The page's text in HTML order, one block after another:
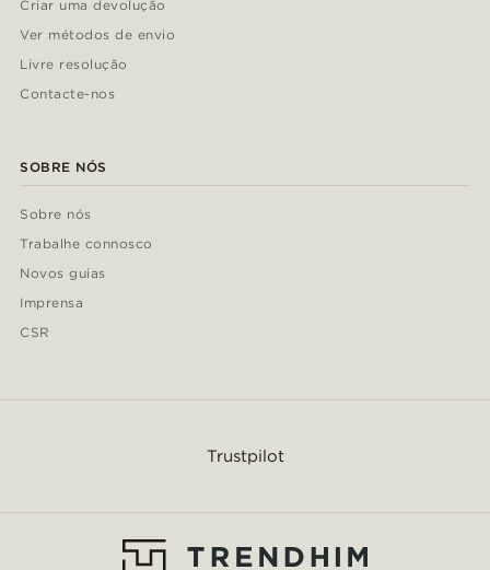
Criar uma devolução
Ver métodos de envio
Livre resolução
Contacte-nos
SOBRE NÓS
Sobre nós
Trabalhe connosco
Novos guias
Imprensa
CSR
Trustpilot